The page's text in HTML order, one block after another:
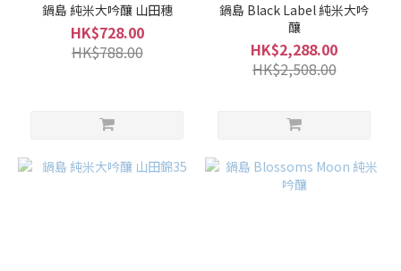
鍋島 純米大吟釀 山田穗
HK$728.00
HK$788.00
鍋島 Black Label 純米大吟
釀
HK$2,288.00
HK$2,508.00